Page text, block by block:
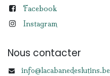
Facebook
Instagram
Nous contacter
info@lacabanedeslutins.be